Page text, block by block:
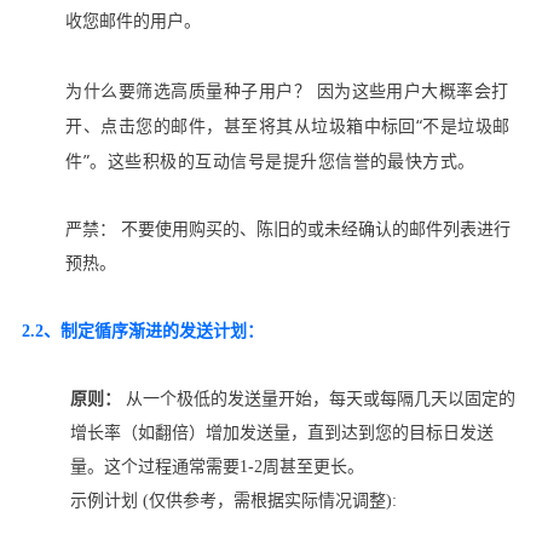
收您邮件的用户。
为什么要筛选高质量种子用户？ 因为这些用户大概率会打
开、点击您的邮件，甚至将其从垃圾箱中标回“不是垃圾邮
件”。这些积极的互动信号是提升您信誉的最快方式。
严禁： 不要使用购买的、陈旧的或未经确认的邮件列表进行
预热。
2.2、制定循序渐进的发送计划：
原则：
从一个极低的发送量开始，每天或每隔几天以固定的
增长率（如翻倍）增加发送量，直到达到您的目标日发送
量。这个过程通常需要1-2周甚至更长。
示例计划 (仅供参考，需根据实际情况调整):